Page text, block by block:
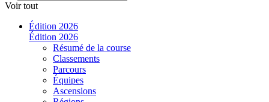
Voir tout
Édition 2026
Édition 2026
Résumé de la course
Classements
Parcours
Équipes
Ascensions